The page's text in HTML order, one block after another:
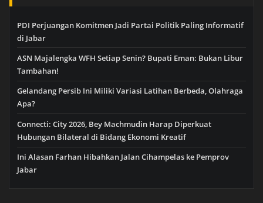
PDI Perjuangan Komitmen Jadi Partai Politik Paling Informatif
di Jabar
ASN Majalengka WFH Setiap Senin? Bupati Eman: Bukan Libur
Tambahan!
Gelandang Persib Ini Miliki Variasi Latihan Berbeda, Olahraga
Apa?
Connecti: City 2026, Bey Machmudin Harap Diperkuat
Hubungan Bilateral di Bidang Ekonomi Kreatif
Ini Alasan Farhan Hibahkan Jalan Cihampelas ke Pemprov
Jabar